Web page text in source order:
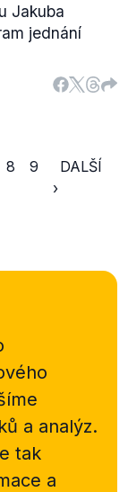
Jakuba
jednání
8 9
DALŠÍ
›
a analýz.
tak
a